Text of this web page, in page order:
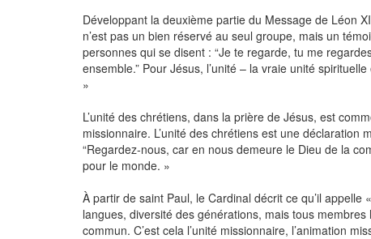
Développant la deuxième partie du Message de Léon
n’est pas un bien réservé au seul groupe, mais un
personnes qui se disent : “Je te regarde, tu me
ensemble.” Pour Jésus, l’unité – la vraie unité
»
L’unité des chrétiens, dans la prière de Jésus, est
missionnaire. L’unité des chrétiens est une
“Regardez‑nous, car en nous demeure le Dieu de la
pour le monde. »
À partir de saint Paul, le Cardinal décrit ce qu’il
langues, diversité des générations, mais tous
commun. C’est cela l’unité missionnaire, l’animation